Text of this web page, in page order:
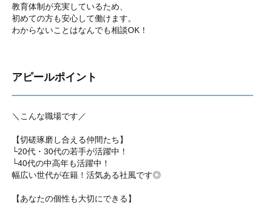
教育体制が充実しているため、
初めての方も安心して働けます。
わからないことはなんでも相談OK！
アピールポイント
＼こんな職場です／
【切磋琢磨し合える仲間たち】
└20代・30代の若手が活躍中！
└40代の中高年も活躍中！
幅広い世代が在籍！活気ある社風です◎
【あなたの個性も大切にできる】